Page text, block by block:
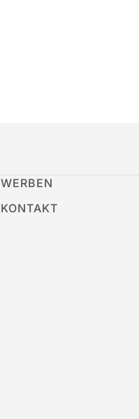
WERBEN
KONTAKT